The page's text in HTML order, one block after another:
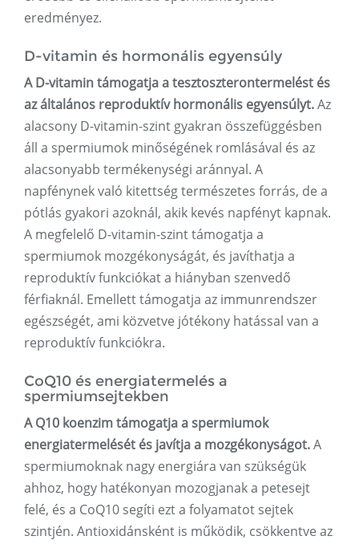
eredményez.
D-vitamin és hormonális egyensúly
A D-vitamin támogatja a tesztoszterontermelést és
az általános reproduktív hormonális egyensúlyt.Az
alacsony D-vitamin-szint gyakran összefüggésben
áll a spermiumok minőségének romlásával és az
alacsonyabb termékenységi aránnyal. A
napfénynek való kitettség természetes forrás, de a
pótlás gyakori azoknál, akik kevés napfényt kapnak.
A megfelelő D-vitamin-szint támogatja a
spermiumok mozgékonyságát, és javíthatja a
reproduktív funkciókat a hiányban szenvedő
férfiaknál. Emellett támogatja az immunrendszer
egészségét, ami közvetve jótékony hatással van a
reproduktív funkciókra.
CoQ10 és energiatermelés a
spermiumsejtekben
A Q10 koenzim támogatja a spermiumok
energiatermelését és javítja a mozgékonyságot.A
spermiumoknak nagy energiára van szükségük
ahhoz, hogy hatékonyan mozogjanak a petesejt
felé, és a CoQ10 segíti ezt a folyamatot sejtek
szintjén. Antioxidánsként is működik, csökkentve az